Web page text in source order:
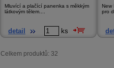
Mluvící a plačící panenka s měkkým
látkovým tělem....
detail ks
New
pro
Celkem produktů: 32